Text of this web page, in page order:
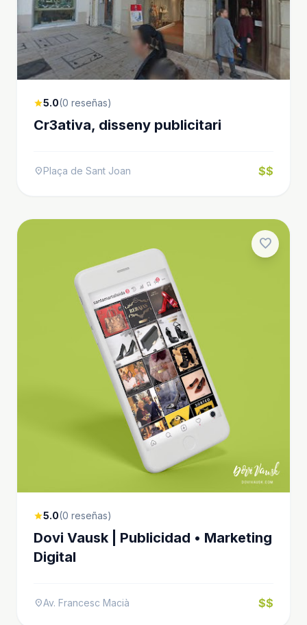
star5.0(0 reseñas)
Cr3ativa, disseny publicitari
location_onPlaça de Sant Joan $$
favorite
star5.0(0 reseñas)
Dovi Vausk | Publicidad • Marketing
Digital
location_onAv. Francesc Macià $$